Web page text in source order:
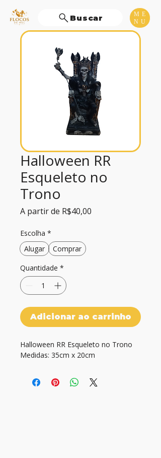
ME
NU
Buscar
Halloween RR
Esqueleto no
Trono
A partir de R$40,00
Escolha *
Alugar
Comprar
Quantidade *
Adicionar ao carrinho
Halloween RR Esqueleto no Trono
Medidas: 35cm x 20cm